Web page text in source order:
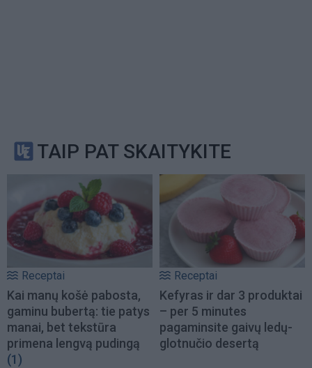
TAIP PAT SKAITYKITE
Receptai
Kai manų košė pabosta,
gaminu bubertą: tie patys
manai, bet tekstūra
primena lengvą pudingą
(1)
Receptai
Kefyras ir dar 3 produktai
– per 5 minutes
pagaminsite gaivų ledų-
glotnučio desertą